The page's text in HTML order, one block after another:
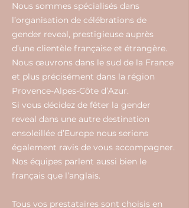
Nous sommes spécialisés dans
l’organisation de célébrations de
gender reveal, prestigieuse auprès
d’une clientèle française et étrangère.
Nous œuvrons dans le sud de la France
et plus précisément dans la région
Provence-Alpes-Côte d’Azur.
Si vous décidez de fêter la gender
reveal dans une autre destination
ensoleillée d’Europe nous serions
également ravis de vous accompagner.
Nos équipes parlent aussi bien le
français que l’anglais.
Tous vos prestataires sont choisis en